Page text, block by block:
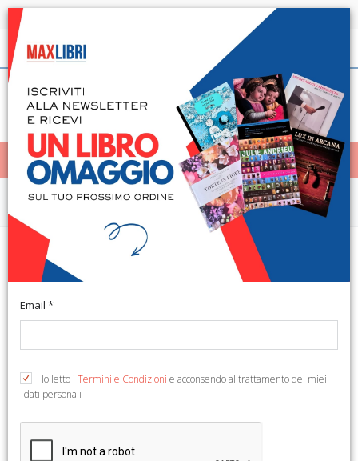
Spedizione in 24h per tutti i libri disponibili
Italiano
< Home
MENÙ
Rassegna Antiquaria Città di
Brescia
1990. Terza edizione. Rimini, 1990; br., pp. 295, tavv. col., cm
21,5x28,5.
Email *
Ho letto i Termini e Condizioni e acconsendo al trattamento dei miei
dati personali